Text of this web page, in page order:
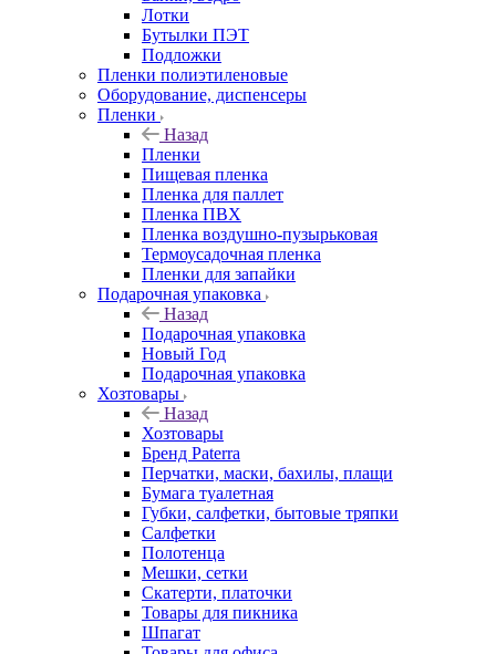
Лотки
Бутылки ПЭТ
Подложки
Пленки полиэтиленовые
Оборудование, диспенсеры
Пленки
Назад
Пленки
Пищевая пленка
Пленка для паллет
Пленка ПВХ
Пленка воздушно-пузырьковая
Термоусадочная пленка
Пленки для запайки
Подарочная упаковка
Назад
Подарочная упаковка
Новый Год
Подарочная упаковка
Хозтовары
Назад
Хозтовары
Бренд Paterra
Перчатки, маски, бахилы, плащи
Бумага туалетная
Губки, салфетки, бытовые тряпки
Салфетки
Полотенца
Мешки, сетки
Скатерти, платочки
Товары для пикника
Шпагат